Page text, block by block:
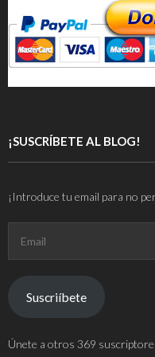
¡SUSCRÍBETE AL BLOG!
¡Introduce tu email para no
Suscriíbete
Únete a otros 369